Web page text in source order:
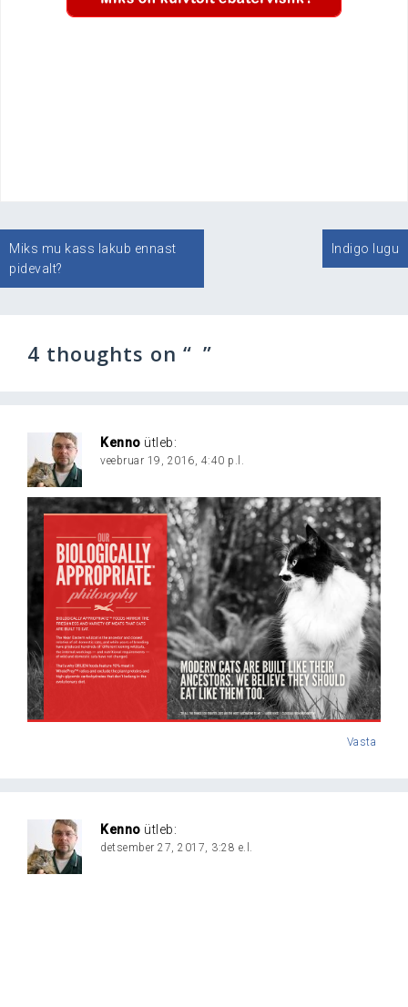
Navigeerimine
Miks mu kass lakub ennast
pidevalt?
Indigo lugu
4 thoughts on “ ”
Kenno ütleb:
veebruar 19, 2016, 4:40 p.l.
Vasta
Kenno ütleb:
detsember 27, 2017, 3:28 e.l.